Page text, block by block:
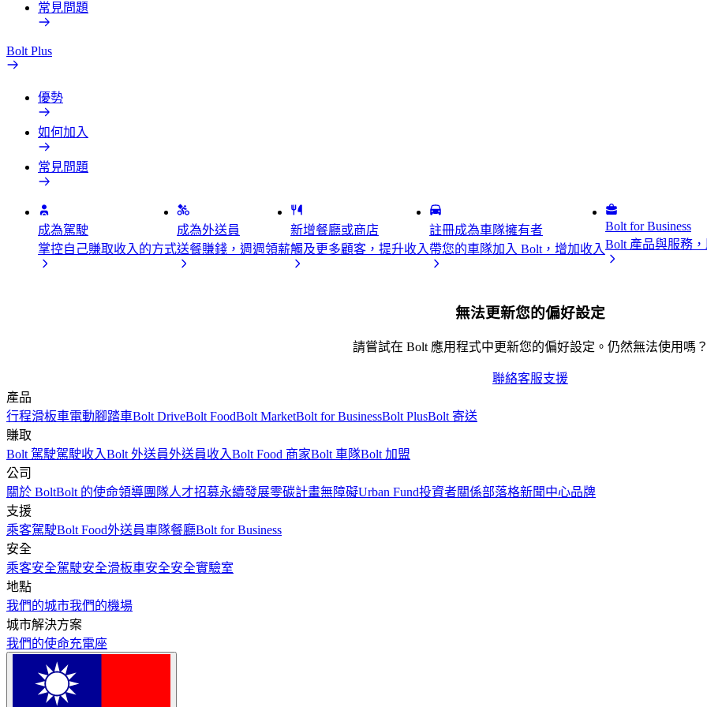
常見問題
Bolt Plus
優勢
如何加入
常見問題
成為駕駛
掌控自己賺取收入的方式
成為外送員
送餐賺錢，週週領薪
新增餐廳或商店
觸及更多顧客，提升收入
註冊成為車隊擁有者
帶您的車隊加入 Bolt，增加收入
Bolt for Business
Bolt 產品與服務
無法更新您的偏好設定
請嘗試在 Bolt 應用程式中更新您的偏好設定。仍然無法使用嗎？
聯絡客服支援
產品
行程滑板車電動腳踏車Bolt DriveBolt FoodBolt MarketBolt for BusinessBolt PlusBolt 寄送
賺取
Bolt 駕駛駕駛收入Bolt 外送員外送員收入Bolt Food 商家Bolt 車隊Bolt 加盟
公司
關於 BoltBolt 的使命領導團隊人才招募永續發展零碳計畫無障礙Urban Fund投資者關係部落格新聞中心品牌
支援
乘客駕駛Bolt Food外送員車隊餐廳Bolt for Business
安全
乘客安全駕駛安全滑板車安全安全實驗室
地點
我們的城市我們的機場
城市解決方案
我們的使命充電座